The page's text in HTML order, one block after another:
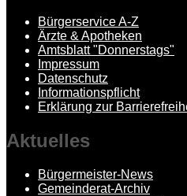
Bürgerservice A-Z
Ärzte & Apotheken
Amtsblatt "Donnerstags"
Impressum
Datenschutz
Informationspflicht
Erklärung zur
Aktuelles
Bürgermeister-News
Gemeinderat-Archiv